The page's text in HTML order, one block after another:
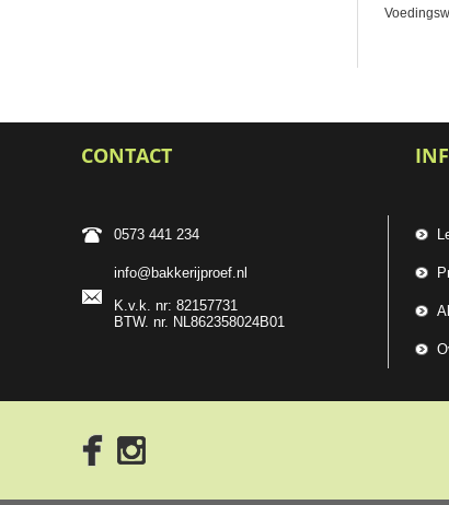
CONTACT
0573 441 234
info@bakkerijproef.nl
K.v.k. nr: 82157731
BTW. nr. NL862358024B01